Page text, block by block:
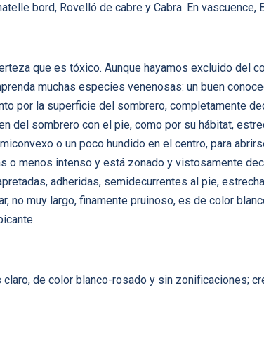
bord, Rovelló de cabre y Cabra. En vascuence,
que es tóxico. Aunque hayamos excluido del
muchas especies venenosas: un buen
por la superficie del sombrero, completamente
del sombrero con el pie, como por su hábitat,
o un poco hundido en el centro, para
o menos intenso y está zonado y vistosamente
adheridas, semidecurrentes al pie,
no muy largo, finamente pruinoso, es de color
de color blanco-rosado y sin zonificaciones;